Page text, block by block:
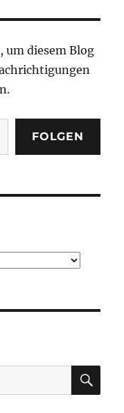
um diesem Blog
FOLGEN